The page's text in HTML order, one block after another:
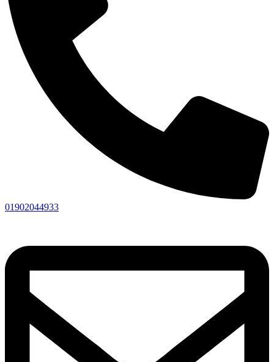
01902044933